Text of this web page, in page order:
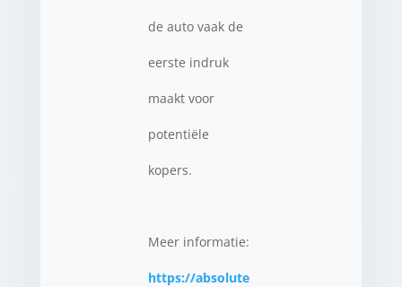
de auto vaak de
eerste indruk
maakt voor
potentiële
kopers.
Meer informatie:
https://absolute